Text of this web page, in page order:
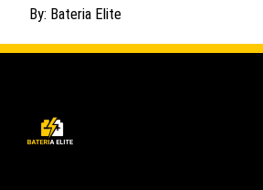
By: Bateria Elite